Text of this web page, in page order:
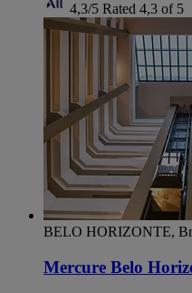
4,3/5 Rated 4,3 of 5
BELO HORIZONTE,
Mercure Belo